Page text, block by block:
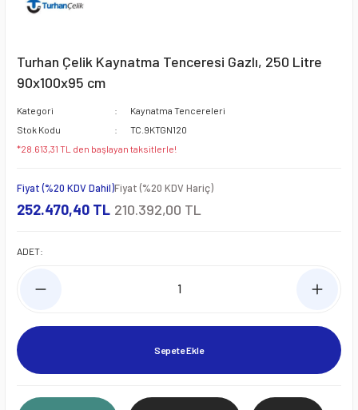
Turhan Çelik Kaynatma Tenceresi Gazlı, 250 Litre
90x100x95 cm
Kategori
Kaynatma Tencereleri
Stok Kodu
TC.9KTGN120
*28.613,31 TL den başlayan taksitlerle!
Fiyat (%20 KDV Dahil)
252.470,40 TL
Fiyat (%20 KDV Hariç)
210.392,00 TL
ADET:
Sepete Ekle